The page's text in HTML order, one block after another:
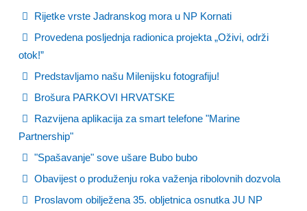
Rijetke vrste Jadranskog mora u NP Kornati
Provedena posljednja radionica projekta „Oživi, održi
otok!”
Predstavljamo našu Milenijsku fotografiju!
Brošura PARKOVI HRVATSKE
Razvijena aplikacija za smart telefone "Marine
Partnership"
"Spašavanje" sove ušare Bubo bubo
Obavijest o produženju roka važenja ribolovnih dozvola
Proslavom obilježena 35. obljetnica osnutka JU NP